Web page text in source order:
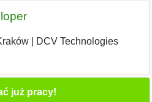
| DCV Technologies
już pracy!